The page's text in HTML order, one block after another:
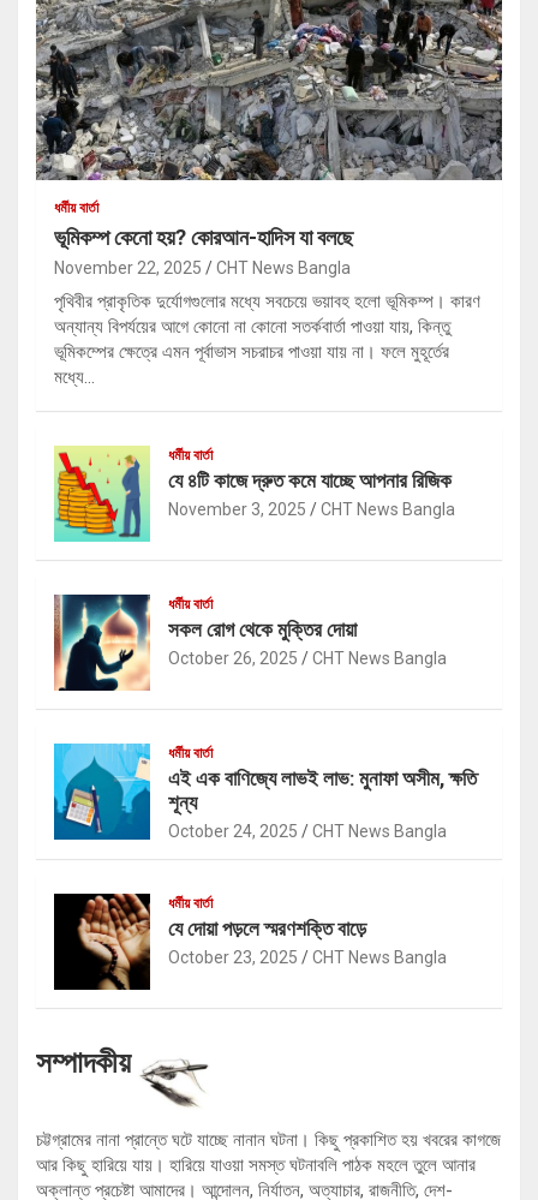
ধর্মীয় বার্তা
ভূমিকম্প কেনো হয়? কোরআন-হাদিস যা বলছে
November 22, 2025 CHT News Bangla
পৃথিবীর প্রাকৃতিক দুর্যোগগুলোর মধ্যে সবচেয়ে ভয়াবহ হলো ভূমিকম্প। কারণ
অন্যান্য বিপর্যয়ের আগে কোনো না কোনো সতর্কবার্তা পাওয়া যায়, কিন্তু
ভূমিকম্পের ক্ষেত্রে এমন পূর্বাভাস সচরাচর পাওয়া যায় না। ফলে মুহূর্তের
মধ্যে…
ধর্মীয় বার্তা
যে ৪টি কাজে দ্রুত কমে যাচ্ছে আপনার রিজিক
November 3, 2025 CHT News Bangla
ধর্মীয় বার্তা
সকল রোগ থেকে মুক্তির দোয়া
October 26, 2025 CHT News Bangla
ধর্মীয় বার্তা
এই এক বাণিজ্যে লাভই লাভ: মুনাফা অসীম, ক্ষতি
শূন্য
October 24, 2025 CHT News Bangla
ধর্মীয় বার্তা
যে দোয়া পড়লে স্মরণশক্তি বাড়ে
October 23, 2025 CHT News Bangla
সম্পাদকীয়
চট্টগ্রামের নানা প্রান্তে ঘটে যাচ্ছে নানান ঘটনা। কিছু প্রকাশিত হয় খবরের কাগজে
আর কিছু হারিয়ে যায়। হারিয়ে যাওয়া সমস্ত ঘটনাবলি পাঠক মহলে তুলে আনার
অক্লান্ত প্রচেষ্টা আমাদের। আন্দোলন, নির্যাতন, অত্যাচার, রাজনীতি, দেশ-